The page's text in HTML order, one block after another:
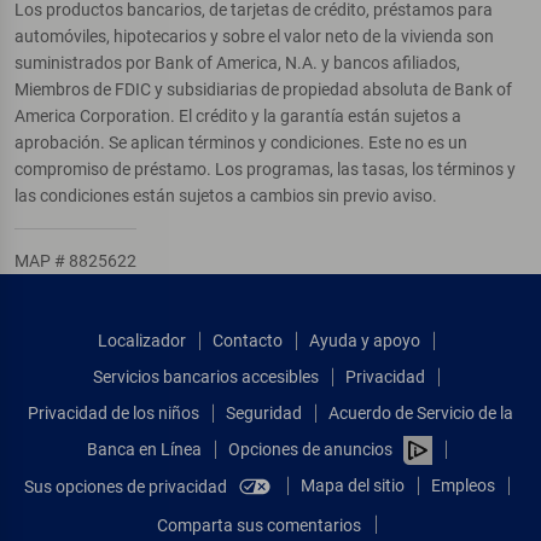
Los productos bancarios, de tarjetas de crédito, préstamos para
automóviles, hipotecarios y sobre el valor neto de la vivienda son
suministrados por Bank of America, N.A. y bancos afiliados,
Miembros de FDIC y subsidiarias de propiedad absoluta de Bank of
America Corporation. El crédito y la garantía están sujetos a
aprobación. Se aplican términos y condiciones. Este no es un
compromiso de préstamo. Los programas, las tasas, los términos y
las condiciones están sujetos a cambios sin previo aviso.
MAP # 8825622
Localizador Contacto
Ayuda y apoyo
Servicios bancarios accesibles
Privacidad
Privacidad de los niños
Seguridad
Acuerdo de Servicio de la
Banca en Línea
Opciones de anuncios
Sus opciones de privacidad
Mapa del sitio Empleos
Comparta sus comentarios